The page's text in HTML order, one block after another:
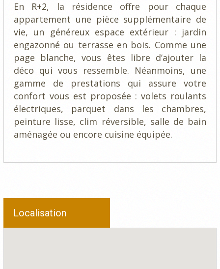
En R+2, la résidence offre pour chaque
appartement une pièce supplémentaire de
vie, un généreux espace extérieur : jardin
engazonné ou terrasse en bois. Comme une
page blanche, vous êtes libre d’ajouter la
déco qui vous ressemble. Néanmoins, une
gamme de prestations qui assure votre
confort vous est proposée : volets roulants
électriques, parquet dans les chambres,
peinture lisse, clim réversible, salle de bain
aménagée ou encore cuisine équipée.
Localisation